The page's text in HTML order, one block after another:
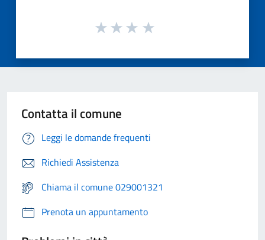
Contatta il comune
Leggi le domande frequenti
Richiedi Assistenza
Chiama il comune 029001321
Prenota un appuntamento